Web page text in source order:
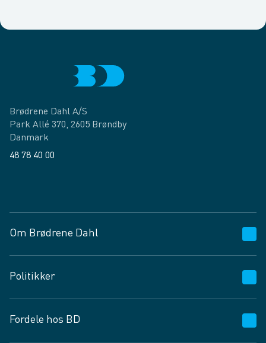
Brødrene Dahl A/S
Park Allé 370, 2605 Brøndby
Danmark
48 78 40 00
Om Brødrene Dahl
Vagttelefon 30 10 89 89
Spørgsmål og svar
Job og karriere
Politikker
Privatlivspolitik
Fordele hos BD